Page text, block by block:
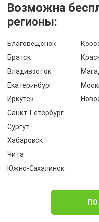
Возможна
регионы:
Благовещенск
Братск
Владивосток
Екатеринбург
Иркутск
Санкт-Петербург
Сургут
Хабаровск
Чита
Южно-Сахалинск